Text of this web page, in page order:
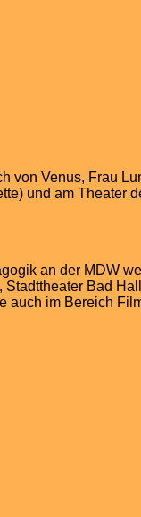
von Venus, Frau
und am Theater
an der MDW
Bad
auch im Bereich